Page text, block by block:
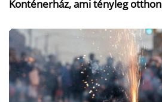
Konténerház, ami tényleg otthon